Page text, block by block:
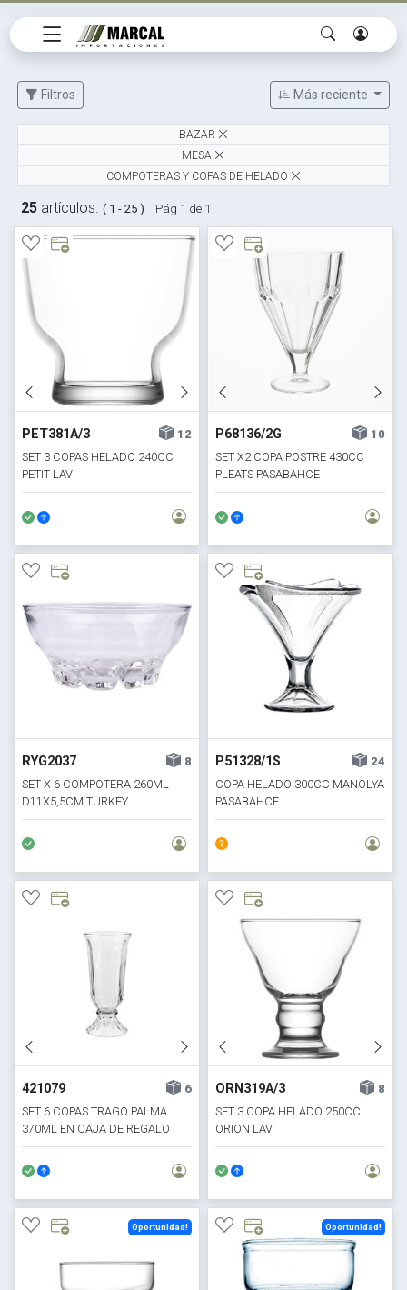
Filtros Más reciente
BAZAR
MESA
COMPOTERAS Y COPAS DE HELADO
PET381A/3
12
SET 3 COPAS HELADO 240CC
PETIT LAV
P68136/2G
10
SET X2 COPA POSTRE 430CC
PLEATS PASABAHCE
RYG2037
8
SET X 6 COMPOTERA 260ML
D11X5,5CM TURKEY
P51328/1S
24
COPA HELADO 300CC MANOLYA
PASABAHCE
421079
6
SET 6 COPAS TRAGO PALMA
370ML EN CAJA DE REGALO
ORN319A/3
8
SET 3 COPA HELADO 250CC
ORION LAV
Oportunidad! Oportunidad!
25 artículos.( 1 - 25 ) Pág 1 de 1